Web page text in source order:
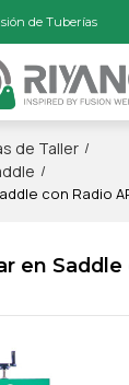
de Tuberías
de Taller /
/
con Radio
en